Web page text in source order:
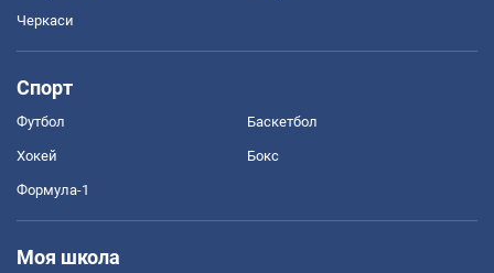
Черкаси
Спорт
Футбол Баскетбол
Хокей Бокс
Формула-1
Моя школа